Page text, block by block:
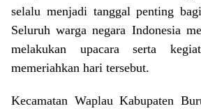
selalu menjadi tanggal penting
Seluruh warga negara Indonesia
melakukan upacara serta
memeriahkan hari tersebut.
Kecamatan Waplau Kabupaten